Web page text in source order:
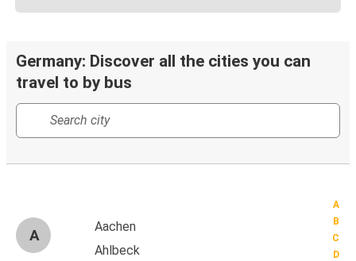
Germany: Discover all the cities you can
travel to by bus
A
B
C
D
A
Aachen
Ahlbeck